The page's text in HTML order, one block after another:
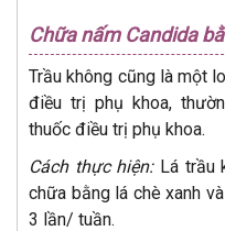
Chữa nấm Candida
Trầu không cũng là một
điều trị phụ khoa,
thuốc điều trị phụ khoa.
Cách thực hiện:Lá trầu
chữa bằng lá chè xanh
3 lần/ tuần.